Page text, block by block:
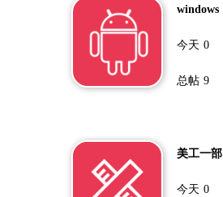
windows
今天 0
总帖 9
美工一部
今天 0